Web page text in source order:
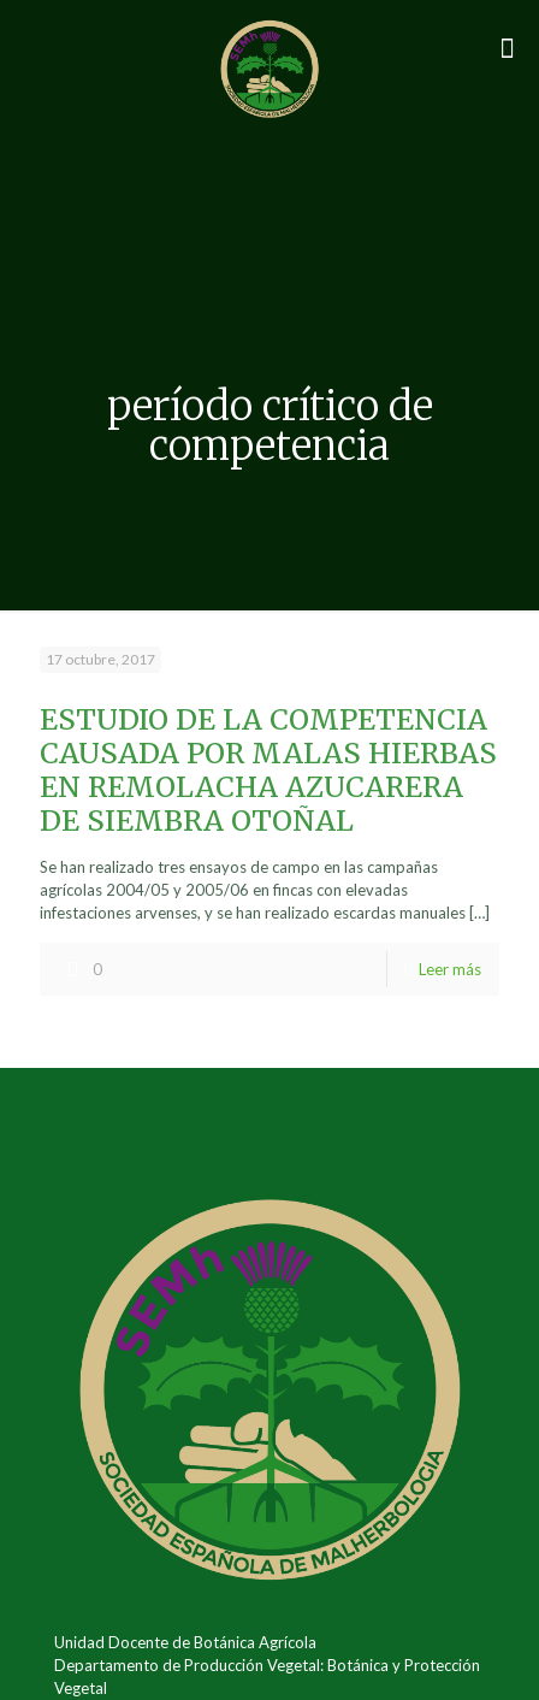
período crítico de
competencia
17 octubre, 2017
ESTUDIO DE LA COMPETENCIA
CAUSADA POR MALAS HIERBAS
EN REMOLACHA AZUCARERA
DE SIEMBRA OTOÑAL
Se han realizado tres ensayos de campo en las campañas
agrícolas 2004/05 y 2005/06 en fincas con elevadas
infestaciones arvenses, y se han realizado escardas manuales […]
0 Leer más
Unidad Docente de Botánica Agrícola
Departamento de Producción Vegetal: Botánica y Protección
Vegetal